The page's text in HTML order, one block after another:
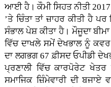
ਆਈ ਹੈ। ਕੌਮੀ ਸਿਹਤ ਨੀਤੀ 2017
’ਤੇ ਚਿੰਤਾ ਤਾਂ ਜ਼ਾਹਰ ਕੀਤੀ ਹੈ
ਸੰਭਾਲ ਪੇਸ਼ ਕੀਤਾ ਹੈ। ਮੌਜੂਦਾ
ਵਿੱਚ ਦਾਖਲੇ ਸਮੇਂ ਦੇਖਭਾਲ ਨੂੰ
ਦਾ ਲਗਭਗ 67 ਫ਼ੀਸਦ ਓਪੀਡੀ
ਪ੍ਰਣਾਲੀ ਵਿੱਚ ਕਾਰਪੋਰੇਟ
ਸਮਾਜਿਕ ਜ਼ਿੰਮੇਵਾਰੀ ਦੀ